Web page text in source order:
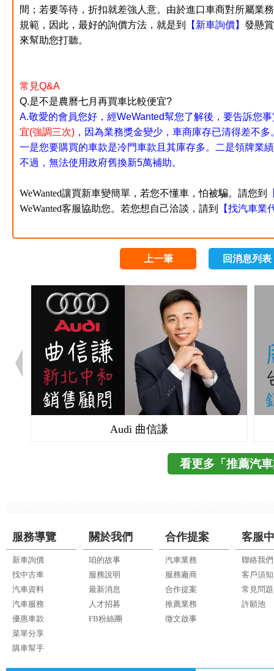
間；若要等待，折扣就差強人意。由於進口車商對所屬業
規範，因此，最好的詢價方法，就是到
【新車詢價】 發懸
來幫助您打聽。
常見Q&A
Q.是不是農曆七月再買車比較便宜?
A.敬愛的會員您好，經WeWanted幫您了解後，要告訴您事
宜(強調三次)，因為業務獎金變少，車商庫存已清得差不
一是您要購買的車款是冷門車款且其庫存多。二是領牌業
不過，無法使用政府舊換新5萬補助。
WeWanted讓買新車變簡單，若您不懂車，怕被騙。 請您到
WeWanted客服協助您。若您想自己洽談，請到
【找汽車業
上一筆 回消息列表
Audi 曲信謙
看更多「推薦汽
服務導覽
新車詢價
找中古車
汽車資料
汽車服務
優惠車款
菜單分享
購車幫手
關於我們
咱的故事
服務說明
最新消息
人才招募
FB粉絲團
合作提案
汽車業務
服務廠商
合作提案
推薦業務
徵文啟事
客服
聯絡我們
客戶須知
常見問題
許願池